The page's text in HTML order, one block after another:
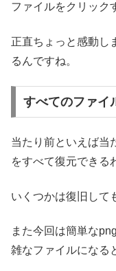
ファイルをクリック
正直ちょっと感動し
るんですね。
すべてのファイ
当たり前といえば当
をすべて復元できる
いくつかは復旧して
また今回は簡単な
雑なファイルになる